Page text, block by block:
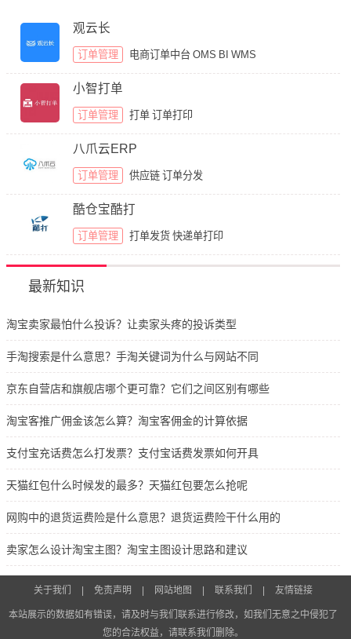
观云长
订单管理 电商订单中台 OMS BI WMS
小智打单
订单管理 打单 订单打印
八爪云ERP
订单管理 供应链 订单分发
酷仓宝酷打
订单管理 打单发货 快递单打印
最新知识
淘宝卖家最怕什么投诉？让卖家头疼的投诉类型
手淘搜索是什么意思？手淘关键词为什么与网站不同
京东自营店和旗舰店哪个更可靠？它们之间区别有哪些
淘宝客推广佣金该怎么算？淘宝客佣金的计算依据
支付宝充话费怎么打发票？支付宝话费发票如何开具
天猫红包什么时候发的最多？天猫红包要怎么抢呢
网购中的退货运费险是什么意思？退货运费险干什么用的
卖家怎么设计淘宝主图？淘宝主图设计思路和建议
关于我们 免责声明 网站地图 联系我们 友情链接
本站展示的数据如有错误，请及时与我们联系进行修改，如我们无意之中侵犯了
您的合法权益，请联系我们删除。